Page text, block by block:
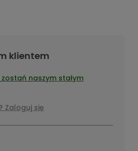
klientem
naszym stałym
Zaloguj się